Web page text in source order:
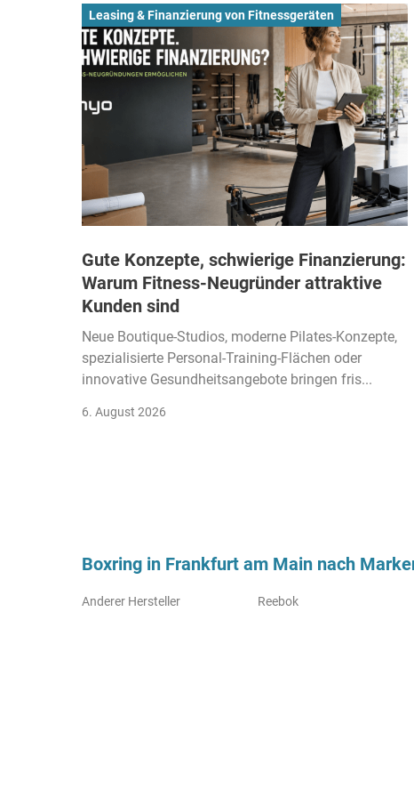
Leasing & Finanzierung von Fitnessgeräten
Gute Konzepte, schwierige Finanzierung:
Warum Fitness-Neugründer attraktive
Kunden sind
Neue Boutique-Studios, moderne Pilates-Konzepte,
spezialisierte Personal-Training-Flächen oder
innovative Gesundheitsangebote bringen fris...
6. August 2026
Boxring in Frankfurt am Main nach
Anderer Hersteller Reebok